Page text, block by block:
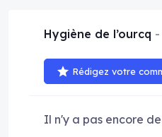
Hygiène de l’ourcq
Rédigez votre
Il n'y a pas encore